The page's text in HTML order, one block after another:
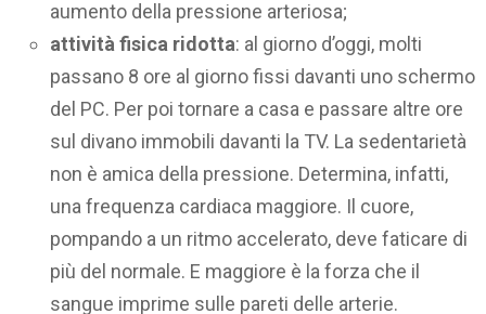
aumento della pressione arteriosa;
attività fisica ridotta: al giorno d’oggi, molti
passano 8 ore al giorno fissi davanti uno schermo
del PC. Per poi tornare a casa e passare altre ore
sul divano immobili davanti la TV. La sedentarietà
non è amica della pressione. Determina, infatti,
una frequenza cardiaca maggiore. Il cuore,
pompando a un ritmo accelerato, deve faticare di
più del normale. E maggiore è la forza che il
sangue imprime sulle pareti delle arterie.